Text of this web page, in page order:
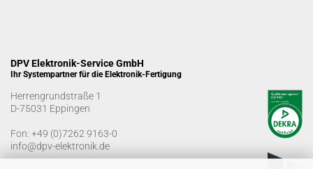
DPV Elektronik-Service GmbH
Ihr Systempartner für die Elektronik-Fertigung
Herrengrundstraße 1
D-75031 Eppingen
Fon: +49 (0)7262 9163-0
info@dpv-elektronik.de